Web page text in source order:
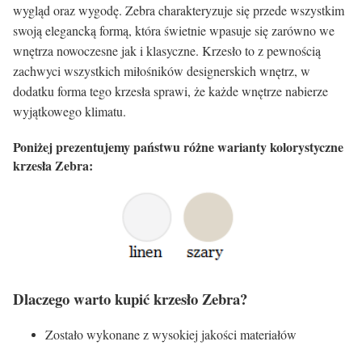
wygląd oraz wygodę. Zebra charakteryzuje się przede wszystkim
swoją elegancką formą, która świetnie wpasuje się zarówno we
wnętrza nowoczesne jak i klasyczne. Krzesło to z pewnością
zachwyci wszystkich miłośników designerskich wnętrz, w
dodatku forma tego krzesła sprawi, że każde wnętrze nabierze
wyjątkowego klimatu.
Poniżej prezentujemy państwu różne warianty kolorystyczne
krzesła Zebra:
Dlaczego warto kupić krzesło Zebra?
Zostało wykonane z wysokiej jakości materiałów